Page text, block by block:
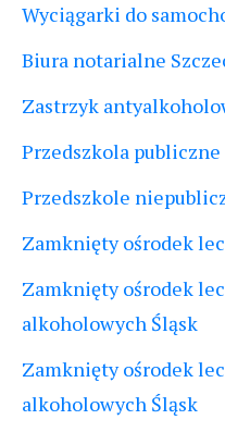
Wyciągarki do
Biura notarialne
Zastrzyk
Przedszkola
Przedszkole
Zamknięty ośrodek
Zamknięty ośrodek
alkoholowych Śląsk
Zamknięty ośrodek
alkoholowych Śląsk